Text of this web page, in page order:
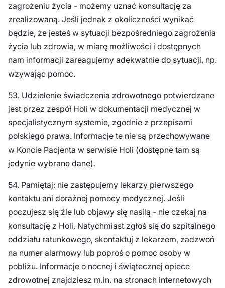
zagrożeniu życia - możemy uznać konsultację za
zrealizowaną. Jeśli jednak z okoliczności wynikać
będzie, że jesteś w sytuacji bezpośredniego zagrożenia
życia lub zdrowia, w miarę możliwości i dostępnych
nam informacji zareagujemy adekwatnie do sytuacji, np.
wzywając pomoc.
53. Udzielenie świadczenia zdrowotnego potwierdzane
jest przez zespół Holi w dokumentacji medycznej w
specjalistycznym systemie, zgodnie z przepisami
polskiego prawa. Informacje te nie są przechowywane
w Koncie Pacjenta w serwisie Holi (dostępne tam są
jedynie wybrane dane).
54. Pamiętaj: nie zastępujemy lekarzy pierwszego
kontaktu ani doraźnej pomocy medycznej. Jeśli
poczujesz się źle lub objawy się nasilą - nie czekaj na
konsultację z Holi. Natychmiast zgłoś się do szpitalnego
oddziału ratunkowego, skontaktuj z lekarzem, zadzwoń
na numer alarmowy lub poproś o pomoc osoby w
pobliżu. Informacje o nocnej i świątecznej opiece
zdrowotnej znajdziesz m.in. na stronach internetowych